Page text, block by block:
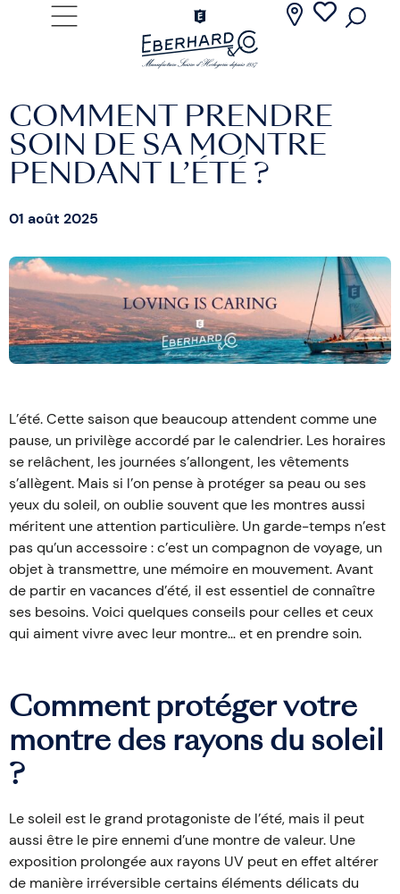
COMMENT PRENDRE
SOIN DE SA MONTRE
PENDANT L’ÉTÉ ?
01 août 2025
L’été. Cette saison que beaucoup attendent comme une
pause, un privilège accordé par le calendrier. Les horaires
se relâchent, les journées s’allongent, les vêtements
s’allègent. Mais si l’on pense à protéger sa peau ou ses
yeux du soleil, on oublie souvent que les montres aussi
méritent une attention particulière. Un garde-temps n’est
pas qu’un accessoire : c’est un compagnon de voyage, un
objet à transmettre, une mémoire en mouvement. Avant
de partir en vacances d’été, il est essentiel de connaître
ses besoins. Voici quelques conseils pour celles et ceux
qui aiment vivre avec leur montre… et en prendre soin.
Comment protéger votre
montre des rayons du soleil
?
Le soleil est le grand protagoniste de l’été, mais il peut
aussi être le pire ennemi d’une montre de valeur. Une
exposition prolongée aux rayons UV peut en effet altérer
de manière irréversible certains éléments délicats du